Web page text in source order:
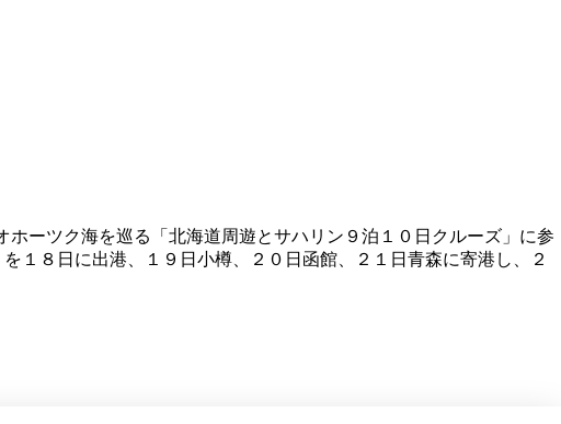
ーツク海を巡る「北海道周遊とサハリン９泊１０日クルーズ」に参
１８日に出港、１９日小樽、２０日函館、２１日青森に寄港し、２